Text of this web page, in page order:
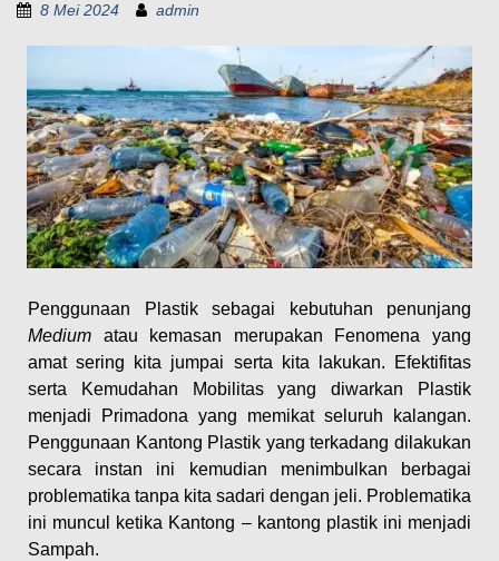
8 Mei 2024 admin
Penggunaan Plastik sebagai kebutuhan penunjang
Medium atau kemasan merupakan Fenomena yang
amat sering kita jumpai serta kita lakukan. Efektifitas
serta Kemudahan Mobilitas yang diwarkan Plastik
menjadi Primadona yang memikat seluruh kalangan.
Penggunaan Kantong Plastik yang terkadang dilakukan
secara instan ini kemudian menimbulkan berbagai
problematika tanpa kita sadari dengan jeli. Problematika
ini muncul ketika Kantong – kantong plastik ini menjadi
Sampah.